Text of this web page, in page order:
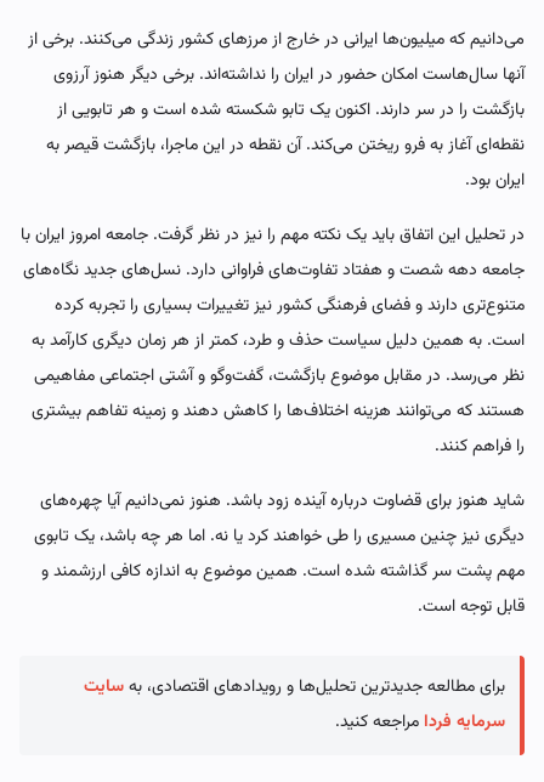
می‌دانیم که میلیون‌ها ایرانی در خارج از مرزهای کشور زندگی می‌کنند. برخی از
آنها سال‌هاست امکان حضور در ایران را نداشته‌اند. برخی دیگر هنوز آرزوی
بازگشت را در سر دارند. اکنون یک تابو شکسته شده است و هر تابویی از
نقطه‌ای آغاز به فرو ریختن می‌کند. آن نقطه در این ماجرا، بازگشت قیصر به
ایران بود.
در تحلیل این اتفاق باید یک نکته مهم را نیز در نظر گرفت. جامعه امروز ایران با
جامعه دهه شصت و هفتاد تفاوت‌های فراوانی دارد. نسل‌های جدید نگاه‌های
متنوع‌تری دارند و فضای فرهنگی کشور نیز تغییرات بسیاری را تجربه کرده
است. به همین دلیل سیاست حذف و طرد، کمتر از هر زمان دیگری کارآمد به
نظر می‌رسد. در مقابل موضوع بازگشت، گفت‌وگو و آشتی اجتماعی مفاهیمی
هستند که می‌توانند هزینه اختلاف‌ها را کاهش دهند و زمینه تفاهم بیشتری
را فراهم کنند.
شاید هنوز برای قضاوت درباره آینده زود باشد. هنوز نمی‌دانیم آیا چهره‌های
دیگری نیز چنین مسیری را طی خواهند کرد یا نه. اما هر چه باشد، یک تابوی
مهم پشت سر گذاشته شده است. همین موضوع به اندازه کافی ارزشمند و
قابل توجه است.
برای مطالعه جدیدترین تحلیل‌ها و رویدادهای اقتصادی، بهسایت
سرمایه فردا مراجعه کنید.